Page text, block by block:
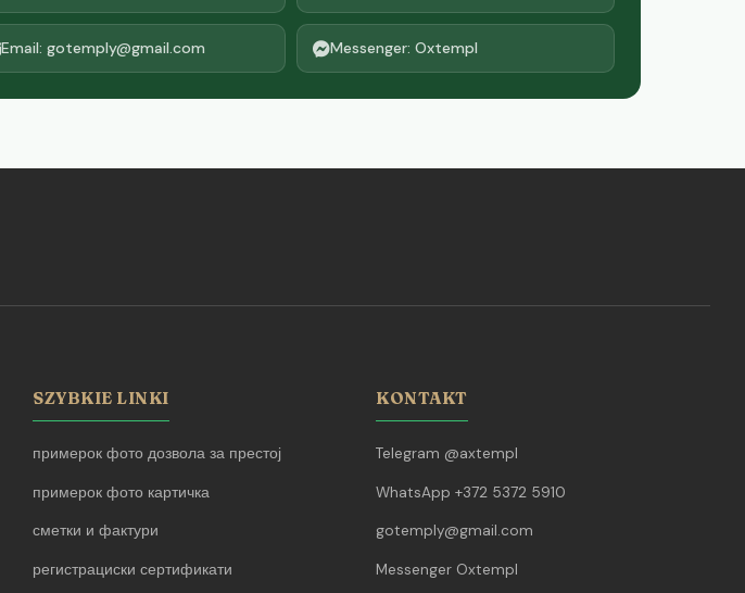
Email: gotemply@gmail.com Messenger: Oxtempl
SZYBKIE LINKI
примерок фото дозвола за престој
примерок фото картичка
сметки и фактури
регистрациски сертификати
KONTAKT
Telegram @axtempl
WhatsApp +372 5372 5910
gotemply@gmail.com
Messenger Oxtempl